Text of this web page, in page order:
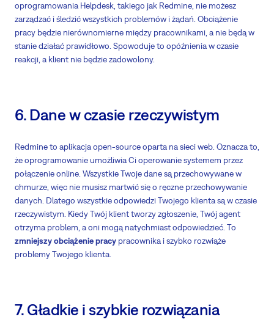
oprogramowania Helpdesk, takiego jak Redmine, nie możesz
zarządzać i śledzić wszystkich problemów i żądań. Obciążenie
pracy będzie nierównomierne między pracownikami, a nie będą w
stanie działać prawidłowo. Spowoduje to opóźnienia w czasie
reakcji, a klient nie będzie zadowolony.
6. Dane w czasie rzeczywistym
Redmine to aplikacja open-source oparta na sieci web. Oznacza to,
że oprogramowanie umożliwia Ci operowanie systemem przez
połączenie online. Wszystkie Twoje dane są przechowywane w
chmurze, więc nie musisz martwić się o ręczne przechowywanie
danych. Dlatego wszystkie odpowiedzi Twojego klienta są w czasie
rzeczywistym. Kiedy Twój klient tworzy zgłoszenie, Twój agent
otrzyma problem, a oni mogą natychmiast odpowiedzieć. To
zmniejszy obciążenie pracy pracownika i szybko rozwiąże
problemy Twojego klienta.
7. Gładkie i szybkie rozwiązania